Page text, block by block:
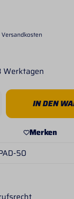
von 5 von 5 Sternen
Werktagen
Gib den
IN DEN
Merken
50